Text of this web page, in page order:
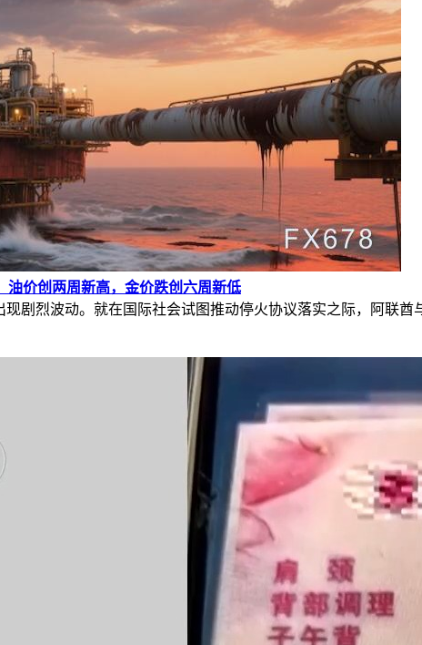
油价创两周新高，金价跌创六周新低
剧烈波动。就在国际社会试图推动停火协议落实之际，阿联